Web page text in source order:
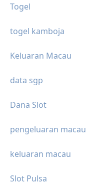
Togel
togel kamboja
Keluaran Macau
data sgp
Dana Slot
pengeluaran macau
keluaran macau
Slot Pulsa